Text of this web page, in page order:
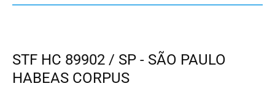
STF HC 89902 / SP - SÃO PAULO
HABEAS CORPUS